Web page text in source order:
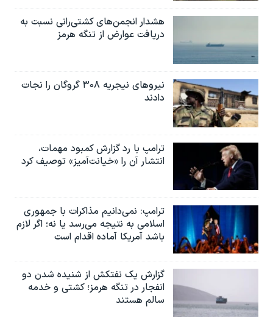
هشدار انجمن‌های کشتی‌رانی نسبت به
دریافت عوارض از تنگه هرمز
نیروهای نیجریه‌ ۳۰۸ گروگان را نجات
دادند
ترامپ با رد گزارش کمبود مهمات،
انتشار آن را «خیانت‌آمیز» توصیف کرد
ترامپ: نمی‌دانیم مذاکرات با جمهوری
اسلامی به نتیجه می‌رسد یا نه؛ اگر لازم
باشد آمریکا آماده اقدام است
گزارش یک نفتکش از شنیده شدن دو
انفجار در تنگه هرمز؛ کشتی و خدمه
سالم هستند